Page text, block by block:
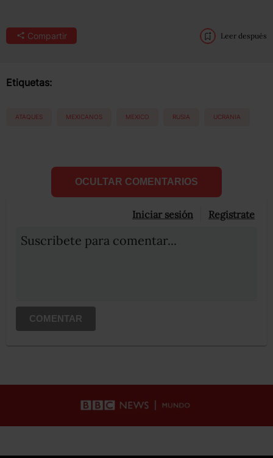
Compartir Leer después
Etiquetas:
ATAQUES MEXICANOS MEXICO RUSIA UCRANIA
OCULTAR COMENTARIOS
Iniciar sesión Registrate
Suscribete para comentar...
COMENTAR